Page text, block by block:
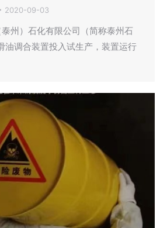
2020-09-03
州）石化有限公司（简称泰州石
油调合装置投入试生产，装置运行